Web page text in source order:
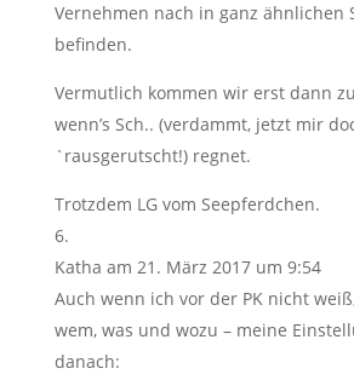
Vernehmen nach in ganz ähnlichen
befinden.
Vermutlich kommen wir erst dann
wenn’s Sch.. (verdammt, jetzt mir
`rausgerutscht!) regnet.
Trotzdem LG vom Seepferdchen.
Katha am 21. März 2017 um 9:54
Auch wenn ich vor der PK nicht
wem, was und wozu – meine
danach: